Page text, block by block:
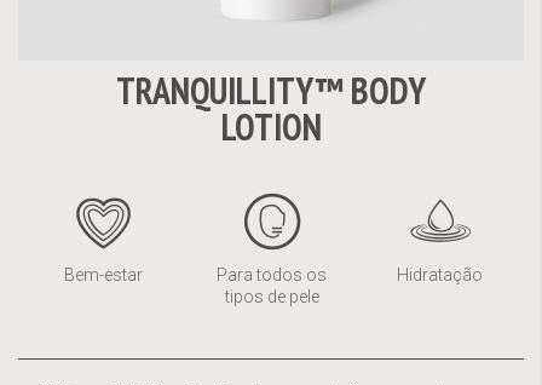
TRANQUILLITY™ BODY
LOTION
Bem-estar
Para todos os
tipos de pele
Hidratação